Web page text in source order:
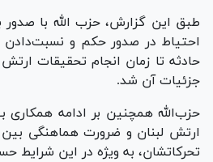
طبق این گزارش، حزب الله با صدور
احتیاط در صدور حکم و نسبت‌دادن
حادثه تا زمان انجام تحقیقات ارتش
جزئیات آن شد.
حزب‌الله همچنین بر ادامه همکاری
ارتش لبنان و ضرورت هماهنگی بین
تحرکاتشان، به ویژه در این شرایط